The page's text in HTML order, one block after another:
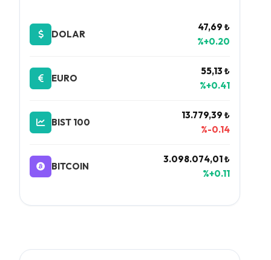
DOLAR
47,69 ₺
%+0.20
EURO
55,13 ₺
%+0.41
BIST 100
13.779,39 ₺
%-0.14
BITCOIN
3.098.074,01 ₺
%+0.11